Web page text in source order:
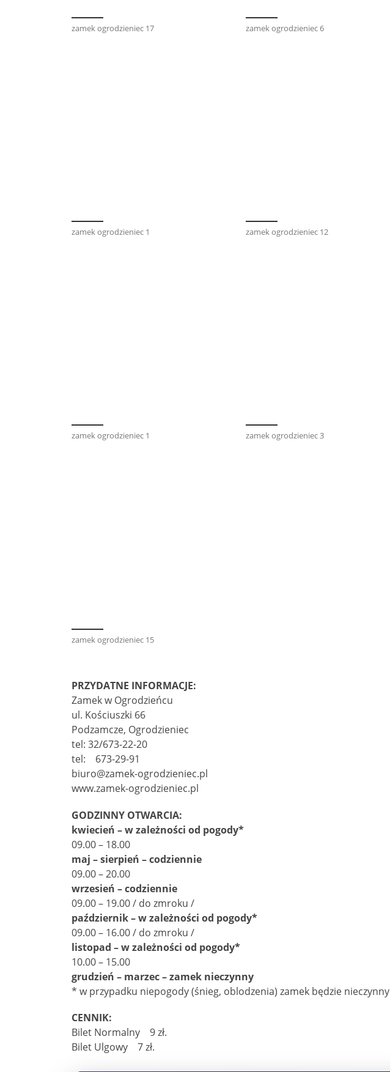
zamek ogrodzieniec 17 zamek ogrodzieniec 6
zamek ogrodzieniec 1 zamek ogrodzieniec 12
zamek ogrodzieniec 1 zamek ogrodzieniec 3
zamek ogrodzieniec 15
PRZYDATNE INFORMACJE:
Zamek w Ogrodzieńcu
ul. Kościuszki 66
Podzamcze, Ogrodzieniec
tel: 32/673-22-20
tel: 673-29-91
biuro@zamek-ogrodzieniec.pl
www.zamek-ogrodzieniec.pl
GODZINNY OTWARCIA:
kwiecień – w zależności od pogody*
09.00 – 18.00
maj – sierpień – codziennie
09.00 – 20.00
wrzesień – codziennie
09.00 – 19.00 / do zmroku /
październik – w zależności od pogody*
09.00 – 16.00 / do zmroku /
listopad – w zależności od pogody*
10.00 – 15.00
grudzień – marzec – zamek nieczynny
* w przypadku niepogody (śnieg, oblodzenia) zamek będzie nieczynny
CENNIK:
Bilet Normalny 9 zł.
Bilet Ulgowy 7 zł.